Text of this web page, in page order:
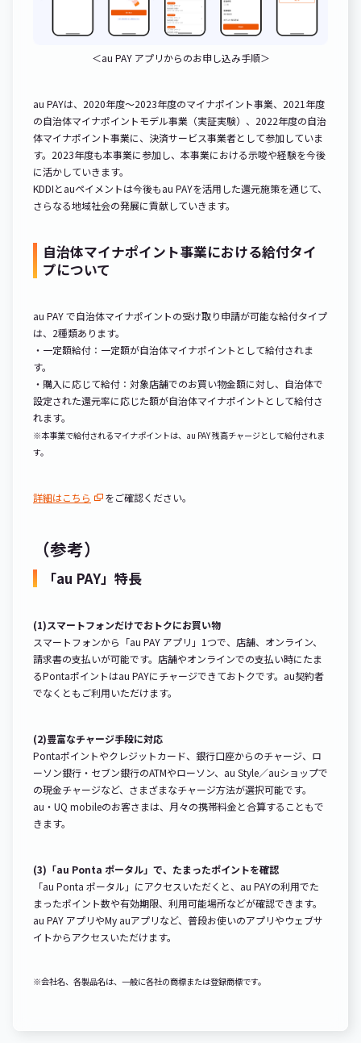
＜au PAY アプリからのお申し込み手順＞
au PAYは、2020年度～2023年度のマイナポイント事業、2021年度
の自治体マイナポイントモデル事業（実証実験）、2022年度の自治
体マイナポイント事業に、決済サービス事業者として参加していま
す。2023年度も本事業に参加し、本事業における示唆や経験を今後
に活かしていきます。
KDDIとauペイメントは今後もau PAYを活用した還元施策を通じて、
さらなる地域社会の発展に貢献していきます。
自治体マイナポイント事業における給付タイ
プについて
au PAY で自治体マイナポイントの受け取り申請が可能な給付タイプ
は、2種類あります。
・一定額給付：一定額が自治体マイナポイントとして給付されま
す。
・購入に応じて給付：対象店舗でのお買い物金額に対し、自治体で
設定された還元率に応じた額が自治体マイナポイントとして給付さ
れます。
※本事業で給付されるマイナポイントは、au PAY 残高チャージとして給付されま
す。
詳細はこちら をご確認ください。
（参考）
「au PAY」特長
(1)スマートフォンだけでおトクにお買い物
スマートフォンから「au PAY アプリ」1つで、店舗、オンライン、
請求書の支払いが可能です。店舗やオンラインでの支払い時にたま
るPontaポイントはau PAYにチャージできておトクです。au契約者
でなくともご利用いただけます。
(2)豊富なチャージ手段に対応
Pontaポイントやクレジットカード、銀行口座からのチャージ、ロ
ーソン銀行・セブン銀行のATMやローソン、au Style／auショップで
の現金チャージなど、さまざまなチャージ方法が選択可能です。
au・UQ mobileのお客さまは、月々の携帯料金と合算することもで
きます。
(3)「au Ponta ポータル」で、たまったポイントを確認
「au Ponta ポータル」にアクセスいただくと、au PAYの利用でた
まったポイント数や有効期限、利用可能場所などが確認できます。
au PAY アプリやMy auアプリなど、普段お使いのアプリやウェブサ
イトからアクセスいただけます。
※会社名、各製品名は、一般に各社の商標または登録商標です。